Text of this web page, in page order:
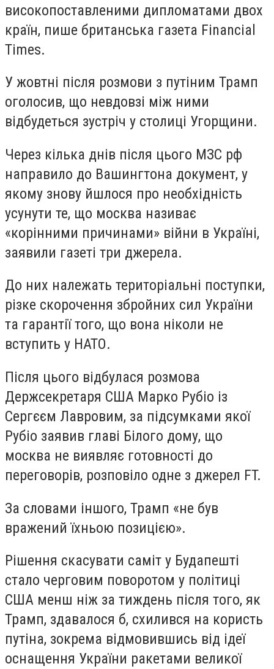
високопоставленими дипломатами двох
країн, пише британська газета Financial
Times.
У жовтні після розмови з путіним Трамп
оголосив, що невдовзі між ними
відбудеться зустріч у столиці Угорщини.
Через кілька днів після цього МЗС рф
направило до Вашингтона документ, у
якому знову йшлося про необхідність
усунути те, що москва називає
«корінними причинами» війни в Україні,
заявили газеті три джерела.
До них належать територіальні поступки,
різке скорочення збройних сил України
та гарантії того, що вона ніколи не
вступить у НАТО.
Після цього відбулася розмова
Держсекретаря США Марко Рубіо із
Сергєєм Лавровим, за підсумками якої
Рубіо заявив главі Білого дому, що
москва не виявляє готовності до
переговорів, розповіло одне з джерел FT.
За словами іншого, Трамп «не був
вражений їхньою позицією».
Рішення скасувати саміт у Будапешті
стало черговим поворотом у політиці
США менш ніж за тиждень після того, як
Трамп, здавалося б, схилився на користь
путіна, зокрема відмовившись від ідеї
оснащення України ракетами великої